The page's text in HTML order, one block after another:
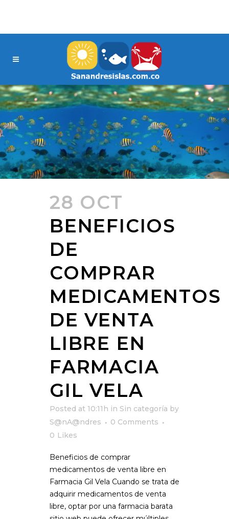
28 OCT
BENEFICIOS
DE
COMPRAR
MEDICAMENTOS
DE VENTA
LIBRE EN
FARMACIA
GIL VELA
Posted at 10:11h in Sin categoría by
S@nA@ndres
0 Comments
0 Likes
Beneficios de comprar
medicamentos de venta libre en
Farmacia Gil Vela Cuando se trata de
adquirir medicamentos de venta
libre, optar por una farmacia barata